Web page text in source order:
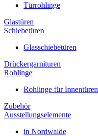
Türrohlinge
Glastüren
Schiebetüren
Glasschiebetüren
Drückergarnituren
Rohlinge
Rohlinge für Innentüren
Zubehör
Ausstellungselemente
in Nordwalde